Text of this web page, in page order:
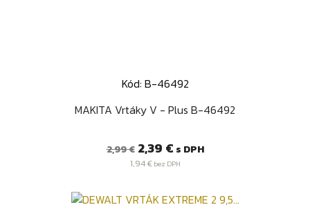
Kód: B-46492
MAKITA Vrtáky V - Plus B-46492
Bežná
cena
2,99 € Cena
2,39 € s DPH
1,94 €bez DPH